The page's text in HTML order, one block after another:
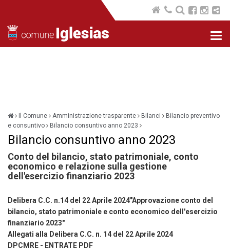
Il Comune Amministrazione trasparente Bilanci
Bilancio preventivo
e consuntivo
Bilancio consuntivo anno 2023
Bilancio consuntivo anno 2023
Conto del bilancio, stato patrimoniale, conto
economico e relazione sulla gestione
dell'esercizio finanziario 2023
Delibera C.C. n.14 del 22 Aprile 2024"Approvazione conto del
bilancio, stato patrimoniale e conto economico dell'esercizio
finanziario 2023"
Allegati alla Delibera C.C. n. 14 del 22 Aprile 2024
DPCMRE - ENTRATE PDF